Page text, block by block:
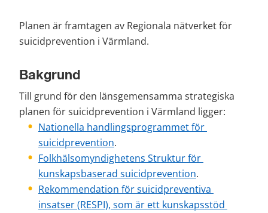
Planen är framtagen av Regionala nätverket för
suicidprevention i Värmland.
Bakgrund
Till grund för den länsgemensamma strategiska
planen för suicidprevention i Värmland ligger:
Nationella handlingsprogrammet för
suicidprevention.
Folkhälsomyndighetens Struktur för
kunskapsbaserad suicidprevention.
Rekommendation för suicidpreventiva
insatser (RESPI), som är ett kunskapsstöd